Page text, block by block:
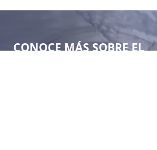
CONOCE MÁS SOBRE EL